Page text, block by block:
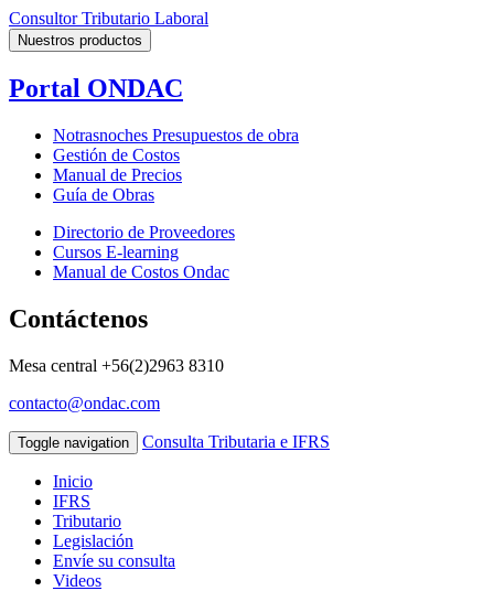
Consultor Tributario Laboral
Nuestros productos
Portal ONDAC
Notrasnoches Presupuestos de obra
Gestión de Costos
Manual de Precios
Guía de Obras
Directorio de Proveedores
Cursos E-learning
Manual de Costos Ondac
Contáctenos
Mesa central +56(2)2963 8310
contacto@ondac.com
Toggle navigation Consulta Tributaria e IFRS
Inicio
IFRS
Tributario
Legislación
Envíe su consulta
Videos